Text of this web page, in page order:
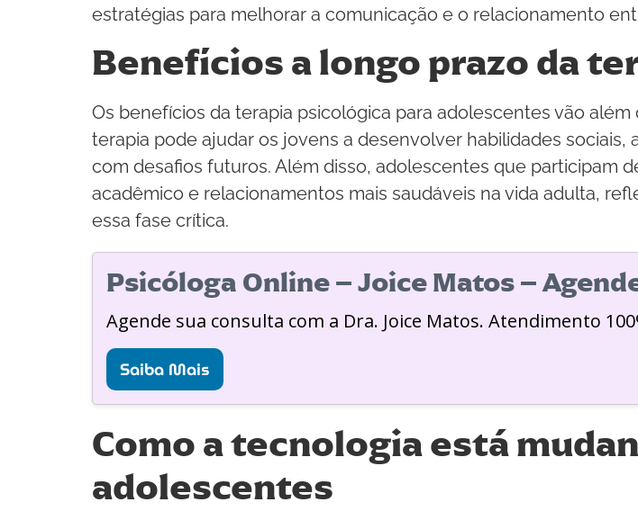
estratégias para melhorar a comunicação e o relacionamento
Benefícios a longo prazo da
Os benefícios da terapia psicológica para adolescentes vão
terapia pode ajudar os jovens a desenvolver habilidades
com desafios futuros. Além disso, adolescentes que participam
acadêmico e relacionamentos mais saudáveis na vida adulta,
essa fase crítica.
Psicóloga Online – Joice Matos –
Agende sua consulta com a Dra. Joice Matos. Atendimento
Saiba Mais
Como a tecnologia está
adolescentes